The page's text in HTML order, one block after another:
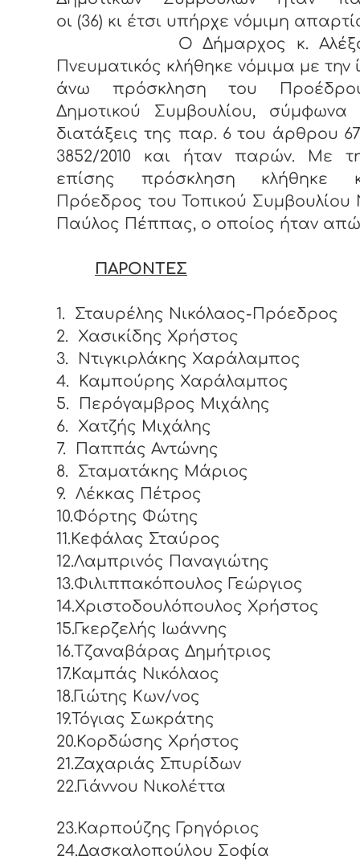
οι (36) κι έτσι υπήρχε νόμιμη
Ο Δήμαρχος κ.
Πνευματικός κλήθηκε νόμιμα με την
άνω πρόσκληση του
Δημοτικού Συμβουλίου, σύμφωνα
διατάξεις της παρ. 6 του άρθρου
3852/2010 και ήταν παρών. Με
επίσης πρόσκληση κλήθηκε
Πρόεδρος του Τοπικού Συμβουλίου
Παύλος Πέππας, ο οποίος ήταν
ΠΑΡΟΝΤΕΣ
1.
Σταυρέλης Νικόλαος-Πρόεδρος
2.
Χασικίδης Χρήστος
3.
Ντιγκιρλάκης Χαράλαμπος
4.
Καμπούρης Χαράλαμπος
5.
Περόγαμβρος Μιχάλης
6.
Χατζής Μιχάλης
7.
Παππάς Αντώνης
8.
Σταματάκης Μάριος
9.
Λέκκας Πέτρος
10.Φόρτης Φώτης
11.Κεφάλας Σταύρος
12.Λαμπρινός Παναγιώτης
13.Φιλιππακόπουλος Γεώργιος
14.Χριστοδουλόπουλος Χρήστος
15.Γκερζελής Ιωάννης
16.Τζαναβάρας Δημήτριος
17.Καμπάς Νικόλαος
18.Γιώτης Κων/νος
19.Τόγιας Σωκράτης
20.Κορδώσης Χρήστος
21.Ζαχαριάς Σπυρίδων
22.Γιάννου Νικολέττα
23.Καρπούζης Γρηγόριος
24.Δασκαλοπούλου Σοφία